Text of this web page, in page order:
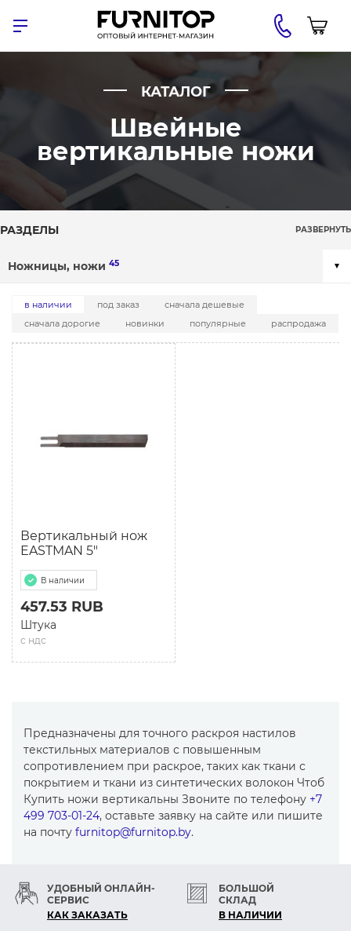
КАТАЛОГ
Швейные
вертикальные ножи
РАЗДЕЛЫ РАЗВЕРНУТЬ
Ножницы, ножи 45
в наличии под заказ
сначала дешевые
сначала дорогие
новинки популярные распродажа
Вертикальный нож
EASTMAN 5"
В наличии
с ндс
457.53 RUB
Штука
Предназначены для точного раскроя настилов
текстильных материалов с повышенным
сопротивлением при раскрое, таких как ткани с
покрытием и ткани из синтетических волокон Чтоб
Купить ножи вертикальны Звоните по телефону +7
499 703-01-24, оставьте заявку на сайте или пишите
на почту furnitop@furnitop.by.
УДОБНЫЙ ОНЛАЙН-
СЕРВИС
КАК ЗАКАЗАТЬ
БОЛЬШОЙ
СКЛАД
В НАЛИЧИИ